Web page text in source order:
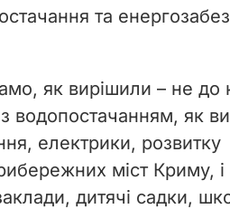
d
o
та
як вирішили – не до
водопостачанням, як
електрики, розвитку
міст Криму, і
дитячі садки,